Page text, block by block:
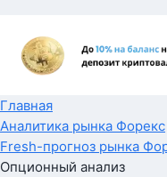
Главная
Аналитика рынка Форекс
Fresh-прогноз рынка
Опционный анализ